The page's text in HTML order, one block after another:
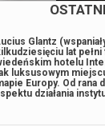
Glantz
lat
hotelu
luksusowym
Europy. Od rana
działania
szczegóły. Pewnego
hotel zostanie
planuje jego